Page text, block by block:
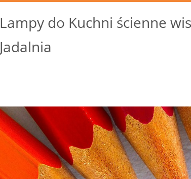
Lampy do Kuchni ścienne
Jadalnia